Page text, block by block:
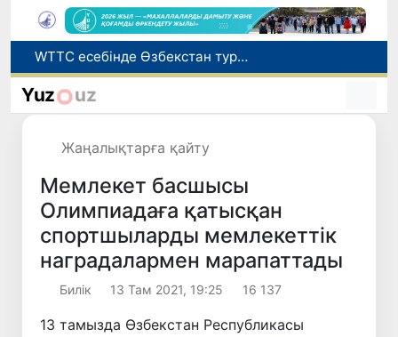
Мүмкіндігі шектеулі талапкерлерге қабылдау емтихандарында қосымша уақыт беріледі
Беларусьтен Өзбекстанға екінші тікелей жүк пойызы жөнелтілді
Yuz uz
Жаңалықтарға қайту
Мемлекет басшысы
Олимпиадаға қатысқан
спортшыларды мемлекеттік
наградалармен марапаттады
Билік 13 Там 2021, 19:25 16 137
13 тамызда Өзбекстан Республикасы